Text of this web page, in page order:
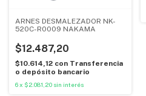
ARNES DESMALEZADOR NK-
520C-R0009 NAKAMA
$12.487,20
$10.614,12 con Transferencia
o depósito bancario
6x $2.081,20 sin interés